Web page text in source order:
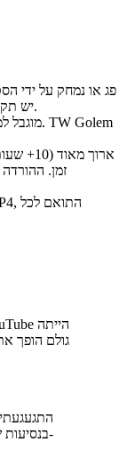
למכשירי Twitch VOD יש תקופת שמירה מוגבלת.
זמן.